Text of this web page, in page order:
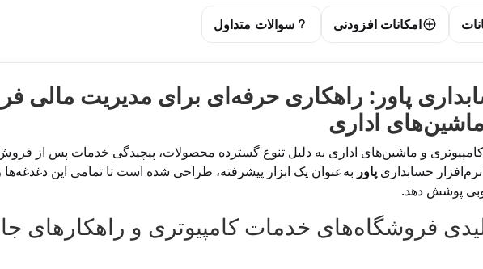
امکانات افزودنی سوالات متداول
پاور: راهکاری حرفه‌ای برای مدیریت مالی
اداری
و ماشین‌های اداری به دلیل تنوع گسترده محصولات، پیچیدگی خدمات پس از
حسابداری پاور به‌عنوان یک ابزار پیشرفته، طراحی شده است تا تمامی این دغدغه‌ها
پوشش دهد.
فروشگاه‌های خدمات کامپیوتری و راهکارهای